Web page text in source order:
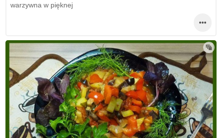
warzywna w pięknej